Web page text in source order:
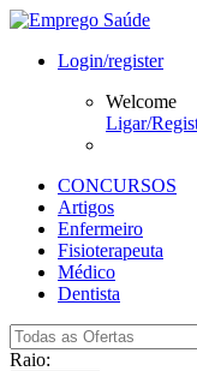
Login/register
Welcome
Ligar/
CONCURSOS
Artigos
Enfermeiro
Fisioterapeuta
Médico
Dentista
Raio: